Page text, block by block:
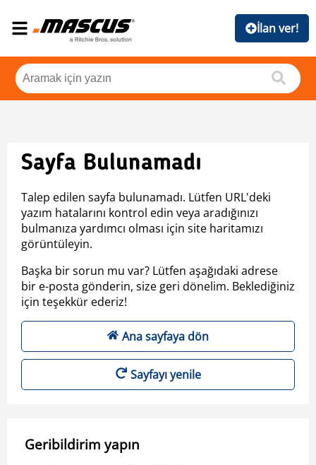
İlan ver!
Sayfa Bulunamadı
Talep edilen sayfa bulunamadı. Lütfen URL'deki
yazım hatalarını kontrol edin veya aradığınızı
bulmanıza yardımcı olması için site haritamızı
görüntüleyin.
Başka bir sorun mu var? Lütfen aşağıdaki adrese
bir e-posta gönderin, size geri dönelim. Beklediğiniz
için teşekkür ederiz!
Ana sayfaya dön
Sayfayı yenile
Geribildirim yapın